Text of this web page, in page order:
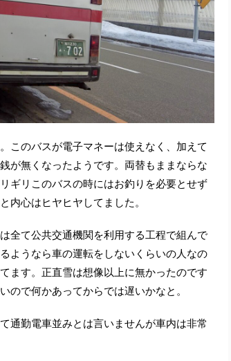
このバスが電子マネーは使えなく、加えて
が無くなったようです。両替もままならな
ギリこのバスの時にはお釣りを必要とせず
内心はヒヤヒヤしてました。
全て公共交通機関を利用する工程で組んで
ようなら車の運転をしないくらいの人なの
ます。正直雪は想像以上に無かったのです
ので何かあってからでは遅いかなと。
通勤電車並みとは言いませんが車内は非常